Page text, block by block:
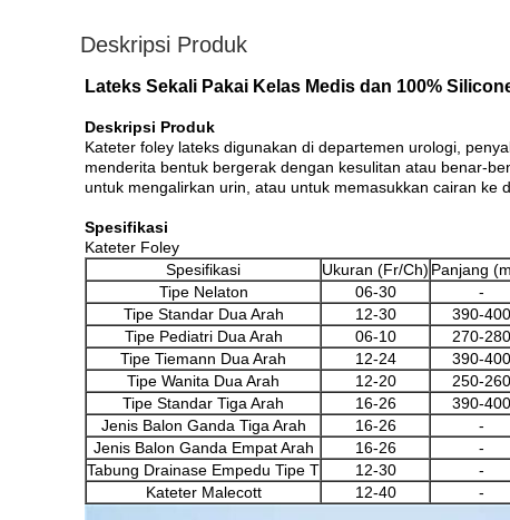
Deskripsi Produk
Lateks Sekali Pakai Kelas Medis dan 100%
Deskripsi Produk
Kateter foley lateks digunakan di departemen urologi,
menderita bentuk bergerak dengan kesulitan atau benar-
untuk mengalirkan urin, atau untuk memasukkan cairan ke
Spesifikasi
Kateter Foley
Spesifikasi
Ukuran (Fr/Ch) Panjang
Tipe Nelaton
06-30 -
Tipe Standar Dua Arah
12-30 390-400
Tipe Pediatri Dua Arah
06-10 270-280
Tipe Tiemann Dua Arah
12-24 390-400
Tipe Wanita Dua Arah
12-20 250-260
Tipe Standar Tiga Arah
16-26 390-400
Jenis Balon Ganda Tiga Arah
16-26 -
Jenis Balon Ganda Empat Arah
16-26 -
Tabung Drainase Empedu Tipe T
12-30 -
Kateter Malecott
12-40 -